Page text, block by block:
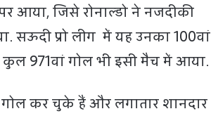
आया, जिसे रोनाल्डो ने नजदीकी
सऊदी प्रो लीग में यह उनका 100वां
971वां गोल भी इसी मैच में आया.
कर चुके हैं और लगातार शानदार